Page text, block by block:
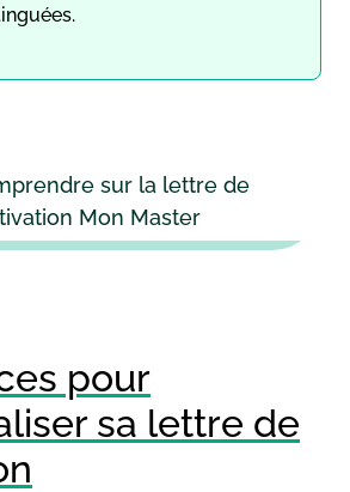
sur la lettre de
Mon Master
pour
sa lettre de